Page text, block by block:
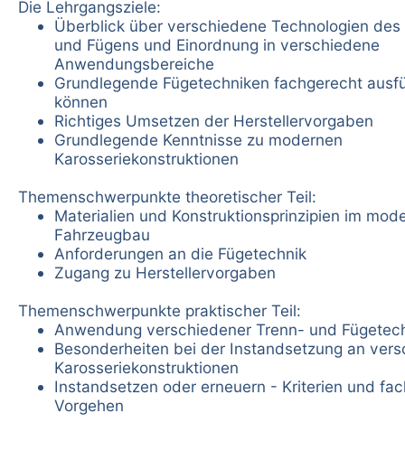
Die Lehrgangsziele:
Überblick über verschiedene Technologien des
und Fügens und Einordnung in verschiedene
Anwendungsbereiche
Grundlegende Fügetechniken fachgerecht
können
Richtiges Umsetzen der Herstellervorgaben
Grundlegende Kenntnisse zu modernen
Karosseriekonstruktionen
Themenschwerpunkte theoretischer Teil:
Materialien und Konstruktionsprinzipien im
Fahrzeugbau
Anforderungen an die Fügetechnik
Zugang zu Herstellervorgaben
Themenschwerpunkte praktischer Teil:
Anwendung verschiedener Trenn- und
Besonderheiten bei der Instandsetzung an
Karosseriekonstruktionen
Instandsetzen oder erneuern - Kriterien und
Vorgehen